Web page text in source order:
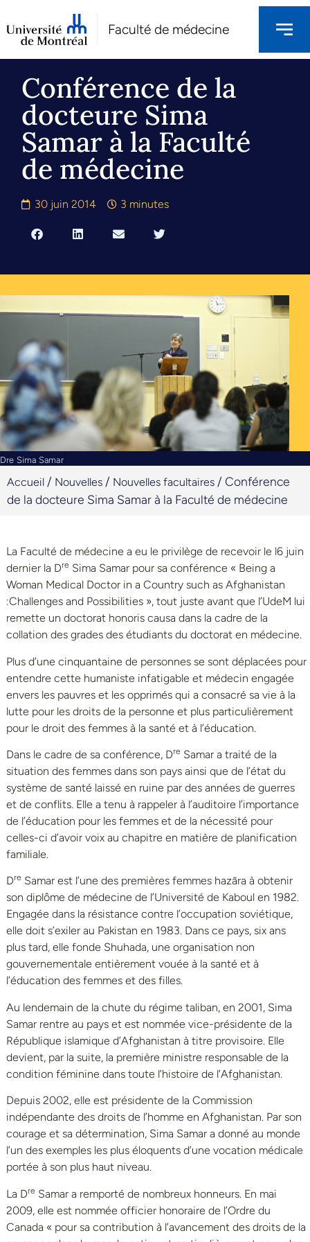
Faculté de médecine
Conférence de la
docteure Sima
Samar à la Faculté
de médecine
30 juin 2014 3 minutes
Dre Sima Samar
Accueil / Nouvelles / Nouvelles facultaires / Conférence
de la docteure Sima Samar à la Faculté de médecine
La Faculté de médecine a eu le privilège de recevoir le l6 juin
dernier la Dre Sima Samar pour sa conférence « Being a
Woman Medical Doctor in a Country such as Afghanistan
:Challenges and Possibilities », tout juste avant que l’UdeM lui
remette un doctorat honoris causa dans la cadre de la
collation des grades des étudiants du doctorat en médecine.
Plus d’une cinquantaine de personnes se sont déplacées pour
entendre cette humaniste infatigable et médecin engagée
envers les pauvres et les opprimés qui a consacré sa vie à la
lutte pour les droits de la personne et plus particulièrement
pour le droit des femmes à la santé et à l’éducation.
Dans le cadre de sa conférence, Dre Samar a traité de la
situation des femmes dans son pays ainsi que de l’état du
système de santé laissé en ruine par des années de guerres
et de conflits. Elle a tenu à rappeler à l’auditoire l’importance
de l’éducation pour les femmes et de la nécessité pour
celles-ci d’avoir voix au chapitre en matière de planification
familiale.
Dre Samar est l’une des premières femmes hazāra à obtenir
son diplôme de médecine de l’Université de Kaboul en 1982.
Engagée dans la résistance contre l’occupation soviétique,
elle doit s’exiler au Pakistan en 1983. Dans ce pays, six ans
plus tard, elle fonde Shuhada, une organisation non
gouvernementale entièrement vouée à la santé et à
l’éducation des femmes et des filles.
Au lendemain de la chute du régime taliban, en 2001, Sima
Samar rentre au pays et est nommée vice-présidente de la
République islamique d’Afghanistan à titre provisoire. Elle
devient, par la suite, la première ministre responsable de la
condition féminine dans toute l’histoire de l’Afghanistan.
Depuis 2002, elle est présidente de la Commission
indépendante des droits de l’homme en Afghanistan. Par son
courage et sa détermination, Sima Samar a donné au monde
l’un des exemples les plus éloquents d’une vocation médicale
portée à son plus haut niveau.
La Dre Samar a remporté de nombreux honneurs. En mai
2009, elle est nommée officier honoraire de l’Ordre du
Canada « pour sa contribution à l’avancement des droits de la